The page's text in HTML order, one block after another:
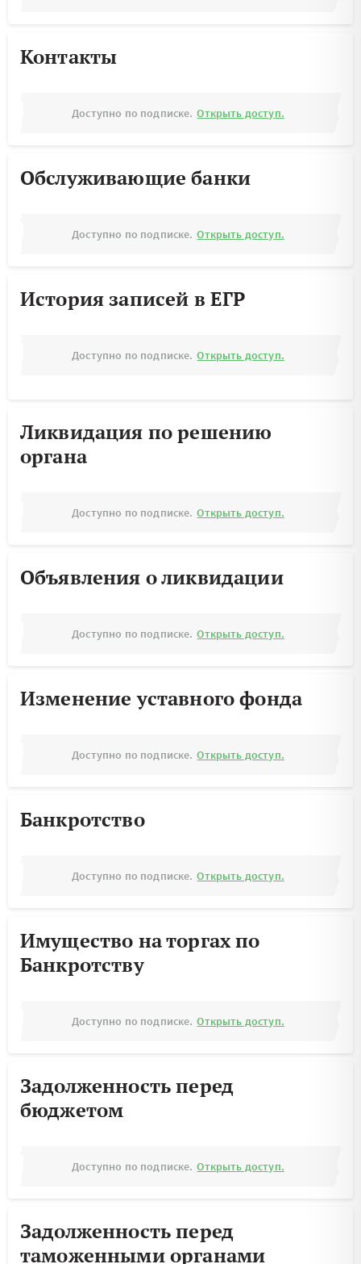
Контакты
Доступно по подписке. Открыть доступ.
Обслуживающие банки
Доступно по подписке. Открыть доступ.
История записей в ЕГР
Доступно по подписке. Открыть доступ.
Ликвидация по решению
органа
Доступно по подписке. Открыть доступ.
Объявления о ликвидации
Доступно по подписке. Открыть доступ.
Изменение уставного фонда
Доступно по подписке. Открыть доступ.
Банкротство
Доступно по подписке. Открыть доступ.
Имущество на торгах по
Банкротству
Доступно по подписке. Открыть доступ.
Задолженность перед
бюджетом
Доступно по подписке. Открыть доступ.
Задолженность перед
таможенными органами